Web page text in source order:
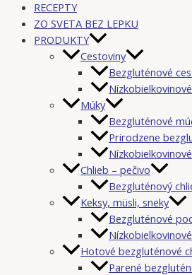
RECEPTY
ZO SVETA BEZ LEPKU
PRODUKTY
Cestoviny
Bezgluténové
Múky
Bezgluténové
Prirodzene
Chlieb – pečivo
Bezgluténový
Keksy, müsli, sneky
Bezgluténové
Hotové bezgluténové
Parené